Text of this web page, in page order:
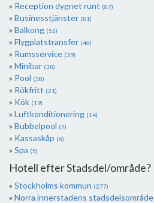
Reception dygnet runt (87)
Businesstjänster (81)
Balkong (52)
Flygplatstransfer (46)
Rumsservice (39)
Minibar (38)
Pool (38)
Rökfritt (21)
Kök (19)
Luftkonditionering (14)
Bubbelpool (7)
Kassaskåp (6)
Spa (5)
Hotell efter Stadsdel/område?
Stockholms kommun (277)
Norra innerstadens stadsdelsområde